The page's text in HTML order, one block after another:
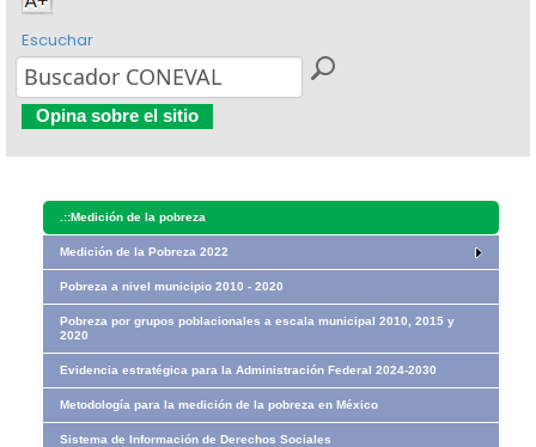
Escuchar
Opina sobre el sitio
.::Medición de la pobreza
Medición de la Pobreza 2022
Pobreza a nivel municipio 2010 - 2020
Pobreza por grupos poblacionales a escala municipal 2010, 2015 y
2020
Evidencia estratégica para la Administración Federal 2024-2030
Metodología para la medición de la pobreza en México
Sistema de Información de Derechos Sociales